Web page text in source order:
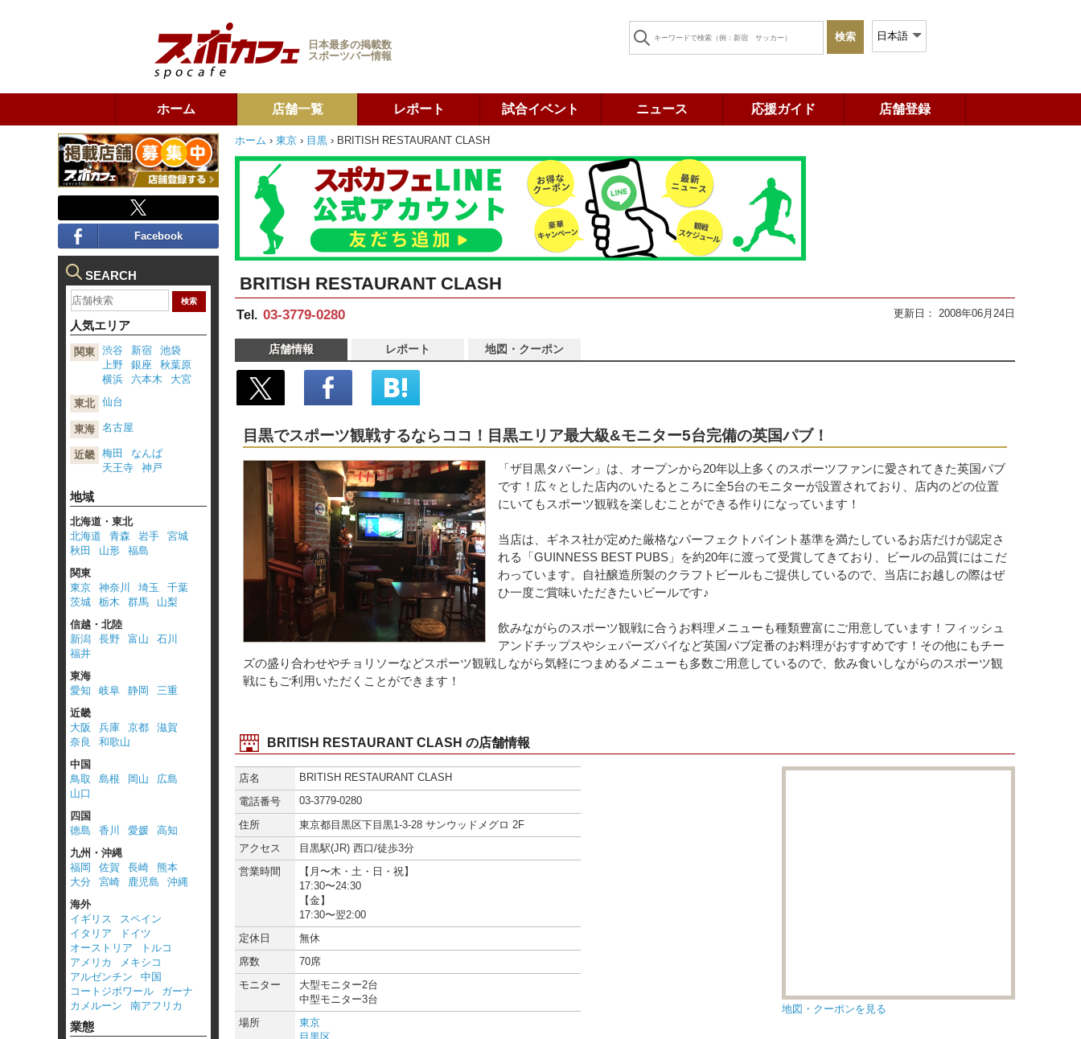
日本最多の掲載数
スポーツバー情報
ホーム 店舗一覧 レポート 試合イベント ニュース 応援ガイド 店舗登録
ホーム › 東京 › 目黒 › BRITISH RESTAURANT CLASH
BRITISH RESTAURANT CLASH
Tel. 03-3779-0280 更新日： 2008年06月24日
店舗情報 レポート 地図・クーポン
シェア
はてな
目黒でスポーツ観戦するならココ！目黒エリア最大級&モニター5台完備の英国パブ！
「ザ目黒タバーン」は、オープンから20年以上多くのスポーツファンに愛されてきた英国パブ
です！広々とした店内のいたるところに全5台のモニターが設置されており、店内のどの位置
にいてもスポーツ観戦を楽しむことができる作りになっています！
当店は、ギネス社が定めた厳格なパーフェクトパイント基準を満たしているお店だけが認定さ
れる「GUINNESS BEST PUBS」を約20年に渡って受賞してきており、ビールの品質にはこだ
わっています。自社醸造所製のクラフトビールもご提供しているので、当店にお越しの際はぜ
ひ一度ご賞味いただきたいビールです♪
飲みながらのスポーツ観戦に合うお料理メニューも種類豊富にご用意しています！フィッシュ
アンドチップスやシェパーズパイなど英国パブ定番のお料理がおすすめです！その他にもチー
ズの盛り合わせやチョリソーなどスポーツ観戦しながら気軽につまめるメニューも多数ご用意しているので、飲み食いしながらのスポーツ観
戦にもご利用いただくことができます！
BRITISH RESTAURANT CLASH の店舗情報
店名
BRITISH RESTAURANT CLASH
電話番号
03-3779-0280
住所
東京都目黒区下目黒1-3-28 サンウッドメグロ 2F
アクセス
目黒駅(JR) 西口/徒歩3分
営業時間
【月〜木・土・日・祝】
17:30〜24:30
【金】
17:30〜翌2:00
定休日
無休
席数
70席
モニター
大型モニター2台
中型モニター3台
場所
東京
地図・クーポンを見る
Facebook
SEARCH
人気エリア
関東 渋谷 新宿
池袋
上野
銀座
秋葉原
横浜
六本木
大宮
東北 仙台
東海 名古屋
近畿 梅田
なんば
天王寺
神戸
地域
北海道・東北
北海道
青森 岩手
宮城
秋田
山形
福島
関東
東京
神奈川 埼玉
千葉
茨城
栃木 群馬
山梨
信越・北陸
新潟
長野 富山
石川
福井
東海
愛知
岐阜 静岡
三重
近畿
大阪
兵庫 京都
滋賀
奈良
和歌山
中国
鳥取
島根 岡山
広島
山口
四国
徳島
香川 愛媛
高知
九州・沖縄
福岡
佐賀 長崎
熊本
大分
宮崎 鹿児島
沖縄
海外
イギリス
スペイン
イタリア
ドイツ
オーストリア
トルコ
アメリカ
メキシコ
アルゼンチン
中国
コートジボワール
ガーナ
カメルーン
南アフリカ
業態